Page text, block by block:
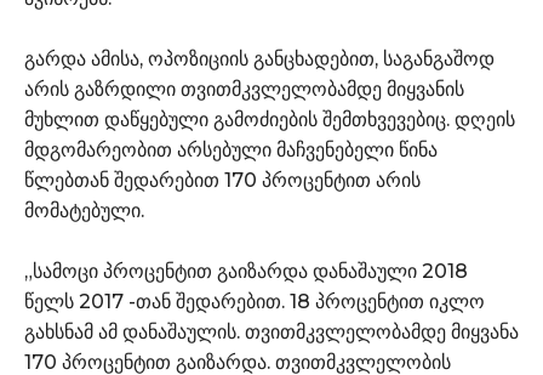
გარდა ამისა, ოპოზიციის განცხადებით, საგანგაშოდ
არის გაზრდილი თვითმკვლელობამდე მიყვანის
მუხლით დაწყებული გამოძიების შემთხვევებიც. დღეის
მდგომარეობით არსებული მაჩვენებელი წინა
წლებთან შედარებით 170 პროცენტით არის
მომატებული.
„სამოცი პროცენტით გაიზარდა დანაშაული 2018
წელს 2017 -თან შედარებით. 18 პროცენტით იკლო
გახსნამ ამ დანაშაულის. თვითმკვლელობამდე მიყვანა
170 პროცენტით გაიზარდა. თვითმკვლელობის